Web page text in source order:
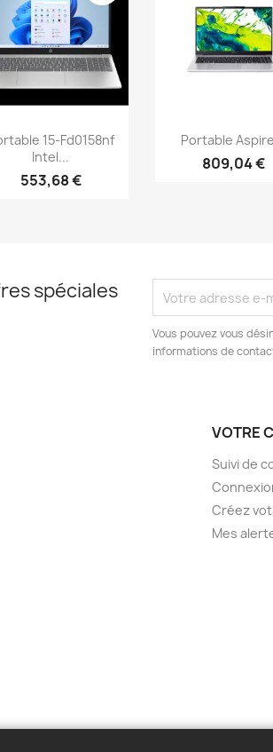
Aperçu rapide
15-Fd0158nf
Intel...
553,68 €
Aperçu
Portable
809,04 €
spéciales
Vous pouvez vous
informations de
VOTRE
Suivi de
Créez
Mes